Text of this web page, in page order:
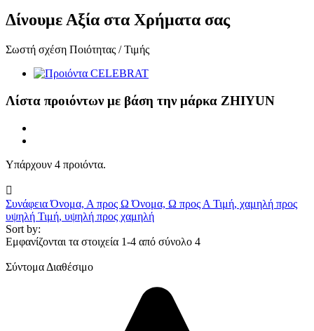
Δίνουμε Αξία στα Χρήματα σας
Σωστή σχέση Ποιότητας / Τιμής
Λίστα προιόντων με βάση την μάρκα ZHIYUN
Υπάρχουν 4 προιόντα.

ΣυνάφειαΌνομα, Α προς ΩΌνομα, Ω προς Α Τιμή, χαμηλή προς
υψηλή Τιμή, υψηλή προς χαμηλή
Sort by:
Εμφανίζονται τα στοιχεία 1-4 από σύνολο 4
Σύντομα Διαθέσιμο